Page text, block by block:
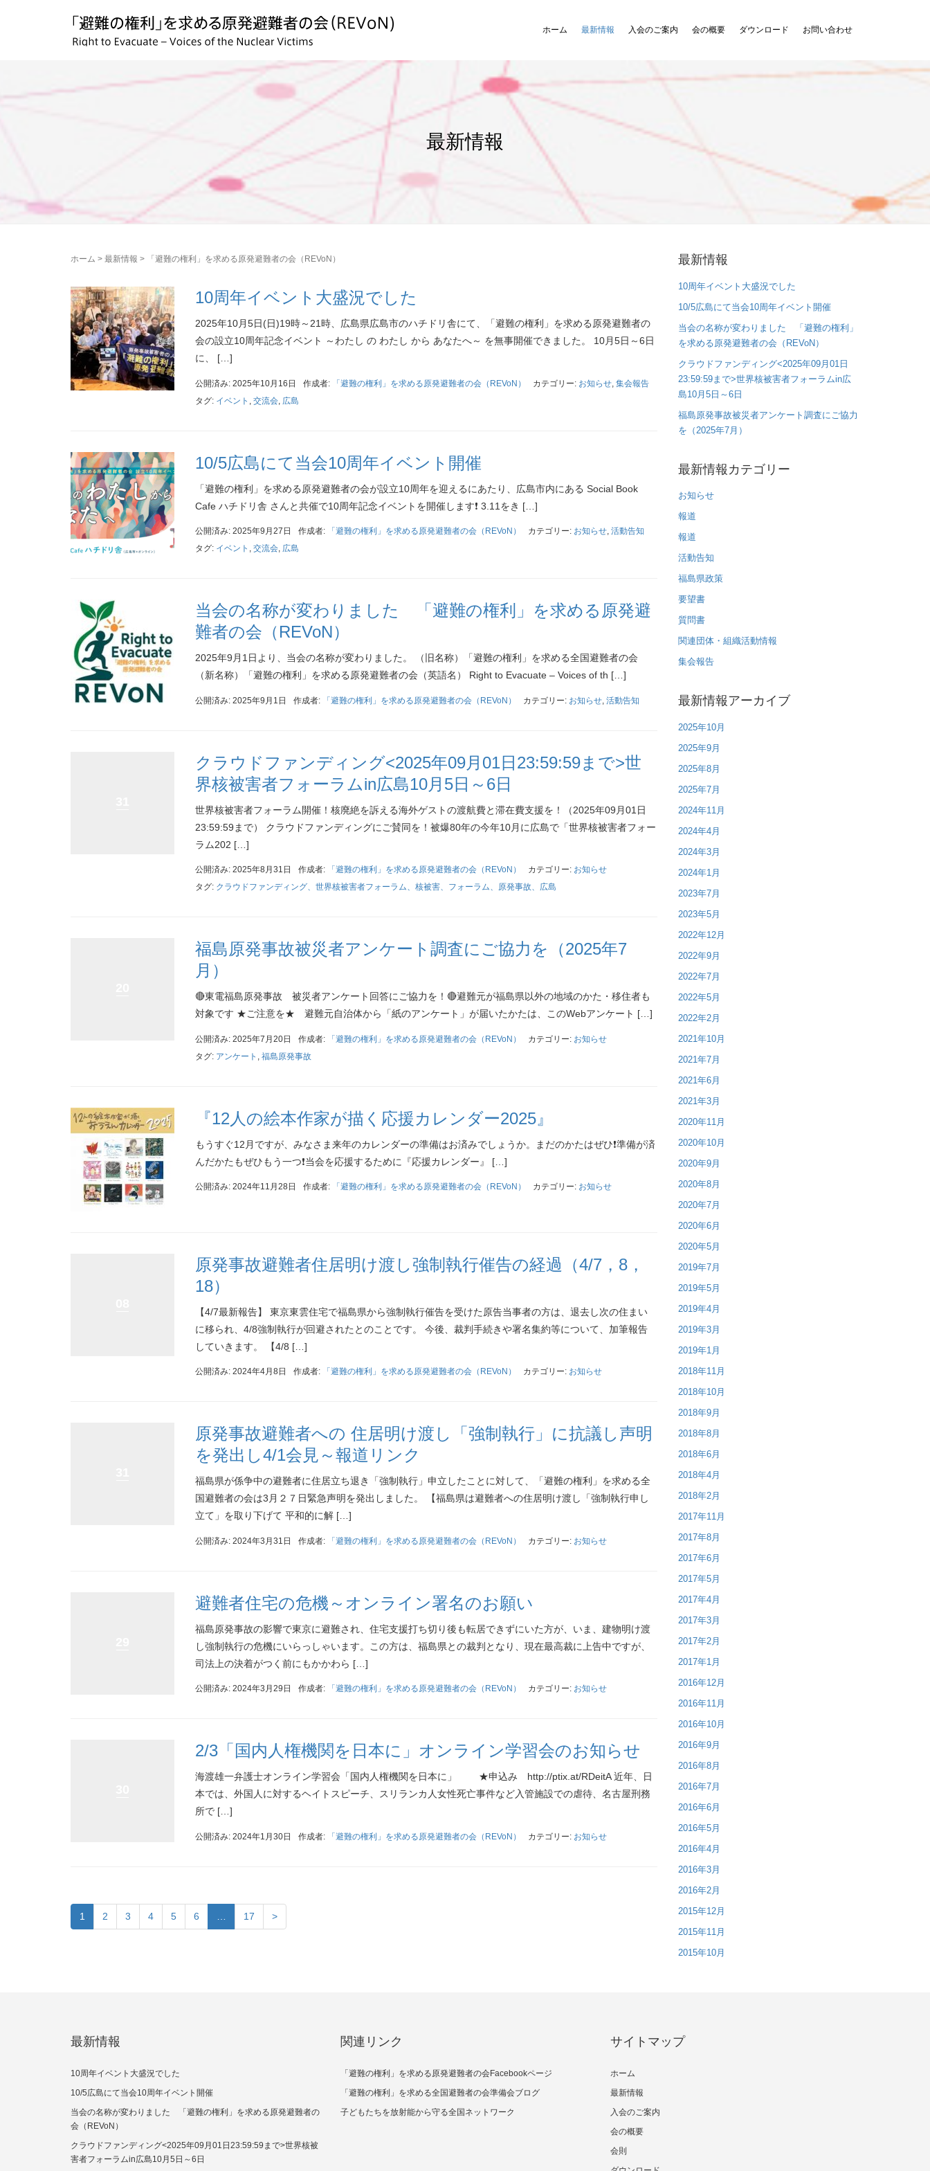
ホーム 最新情報 入会のご案内 会の概要 ダウンロード お問い合わせ
最新情報
ホーム > 最新情報 > 「避難の権利」を求める原発避難者の会（REVoN）
10周年イベント大盛況でした
2025年10月5日(日)19時～21時、広島県広島市のハチドリ舎にて、「避難の権利」を求める原発避難者の
会の設立10周年記念イベント ～わたし の わたし から あなたへ～ を無事開催できました。 10月5日～6日
に、 […]
公開済み: 2025年10月16日 作成者: 「避難の権利」を求める原発避難者の会（REVoN） カテゴリー: お知らせ 集会報告
タグ: イベント 交流会 広島
10/5広島にて当会10周年イベント開催
「避難の権利」を求める原発避難者の会が設立10周年を迎えるにあたり、広島市内にある Social Book
Cafe ハチドリ舎 さんと共催で10周年記念イベントを開催します❗️ 3.11をき […]
公開済み: 2025年9月27日 作成者: 「避難の権利」を求める原発避難者の会（REVoN） カテゴリー: お知らせ, 活動告知
タグ: イベント , 交流会, 広島
当会の名称が変わりました 「避難の権利」を求める原発避
難者の会（REVoN）
2025年9月1日より、当会の名称が変わりました。 （旧名称）「避難の権利」を求める全国避難者の会
（新名称）「避難の権利」を求める原発避難者の会（英語名） Right to Evacuate – Voices of th […]
公開済み: 2025年9月1日 作成者: 「避難の権利」を求める原発避難者の会（REVoN） カテゴリー: お知らせ 活動告知
クラウドファンディング<2025年09月01日23:59:59まで>世
界核被害者フォーラムin広島10月5日～6日
世界核被害者フォーラム開催！核廃絶を訴える海外ゲストの渡航費と滞在費支援を！（2025年09月01日
23:59:59まで） クラウドファンディングにご賛同を！被爆80年の今年10月に広島で「世界核被害者フォー
ラム202 […]
公開済み: 2025年8月31日 作成者: 「避難の権利」を求める原発避難者の会（REVoN） カテゴリー: お知らせ
タグ: クラウドファンディング、世界核被害者フォーラム、核被害、フォーラム、原発事故、広島
福島原発事故被災者アンケート調査にご協力を（2025年7
月）
🔴東電福島原発事故 被災者アンケート回答にご協力を！🔴避難元が福島県以外の地域のかた・移住者も
対象です ★ご注意を★ 避難元自治体から「紙のアンケート」が届いたかたは、このWebアンケート […]
公開済み: 2025年7月20日 作成者: 「避難の権利」を求める原発避難者の会（REVoN） カテゴリー: お知らせ
タグ: アンケート 福島原発事故
『12人の絵本作家が描く応援カレンダー2025』
もうすぐ12月ですが、みなさま来年のカレンダーの準備はお済みでしょうか。まだのかたはぜひ❗️準備が済
んだかたもぜひもう一つ❗️当会を応援するために『応援カレンダー』 […]
公開済み: 2024年11月28日 作成者: 「避難の権利」を求める原発避難者の会（REVoN） カテゴリー: お知らせ
原発事故避難者住居明け渡し強制執行催告の経過（4/7，8，
18）
【4/7最新報告】 東京東雲住宅で福島県から強制執行催告を受けた原告当事者の方は、退去し次の住まい
に移られ、4/8強制執行が回避されたとのことです。 今後、裁判手続きや署名集約等について、加筆報告
していきます。 【4/8 […]
公開済み: 2024年4月8日 作成者: 「避難の権利」を求める原発避難者の会（REVoN） カテゴリー: お知らせ
原発事故避難者への 住居明け渡し「強制執行」に抗議し声明
を発出し4/1会見～報道リンク
福島県が係争中の避難者に住居立ち退き「強制執行」申立したことに対して、「避難の権利」を求める全
国避難者の会は3月２７日緊急声明を発出しました。 【福島県は避難者への住居明け渡し「強制執行申し
立て」を取り下げて 平和的に解 […]
公開済み: 2024年3月31日 作成者: 「避難の権利」を求める原発避難者の会（REVoN） カテゴリー: お知らせ
避難者住宅の危機～オンライン署名のお願い
福島原発事故の影響で東京に避難され、住宅支援打ち切り後も転居できずにいた方が、いま、建物明け渡
し強制執行の危機にいらっしゃいます。この方は、福島県との裁判となり、現在最高裁に上告中ですが、
司法上の決着がつく前にもかかわら […]
公開済み: 2024年3月29日 作成者: 「避難の権利」を求める原発避難者の会（REVoN） カテゴリー: お知らせ
2/3「国内人権機関を日本に」オンライン学習会のお知らせ
海渡雄一弁護士オンライン学習会「国内人権機関を日本に」 ★申込み http://ptix.at/RDeitA 近年、日
本では、外国人に対するヘイトスピーチ、スリランカ人女性死亡事件など入管施設での虐待、名古屋刑務
所で […]
公開済み: 2024年1月30日 作成者: 「避難の権利」を求める原発避難者の会（REVoN） カテゴリー: お知らせ
1 2 3 4 5 6 17 >
最新情報
10周年イベント大盛況でした
10/5広島にて当会10周年イベント開催
当会の名称が変わりました 「避難の権利」
を求める原発避難者の会（REVoN）
クラウドファンディング<2025年09月01日
23:59:59まで>世界核被害者フォーラムin広
島10月5日～6日
福島原発事故被災者アンケート調査にご協力
を（2025年7月）
最新情報カテゴリー
お知らせ
報道
報道
活動告知
福島県政策
要望書
質問書
関連団体・組織活動情報
集会報告
最新情報アーカイブ
2025年10月
2025年9月
2025年8月
2025年7月
2024年11月
2024年4月
2024年3月
2024年1月
2023年7月
2023年5月
2022年12月
2022年9月
2022年7月
2022年5月
2022年2月
2021年10月
2021年7月
2021年6月
2021年3月
2020年11月
2020年10月
2020年9月
2020年8月
2020年7月
2020年6月
2020年5月
2019年7月
2019年5月
2019年4月
2019年3月
2019年1月
2018年11月
2018年10月
2018年9月
2018年8月
2018年6月
2018年4月
2018年2月
2017年11月
2017年8月
2017年6月
2017年5月
2017年4月
2017年3月
2017年2月
2017年1月
2016年12月
2016年11月
2016年10月
2016年9月
2016年8月
2016年7月
2016年6月
2016年5月
2016年4月
2016年3月
2016年2月
2015年12月
2015年11月
2015年10月
最新情報
10周年イベント大盛況でした
10/5広島にて当会10周年イベント開催
当会の名称が変わりました 「避難の権利」を求める原発避難者の
会（REVoN）
クラウドファンディング<2025年09月01日23:59:59まで>世界核被
害者フォーラムin広島10月5日～6日
関連リンク
「避難の権利」を求める原発避難者の会Facebookページ
「避難の権利」を求める全国避難者の会準備会ブログ
子どもたちを放射能から守る全国ネットワーク
サイトマップ
ホーム
最新情報
入会のご案内
会の概要
会則